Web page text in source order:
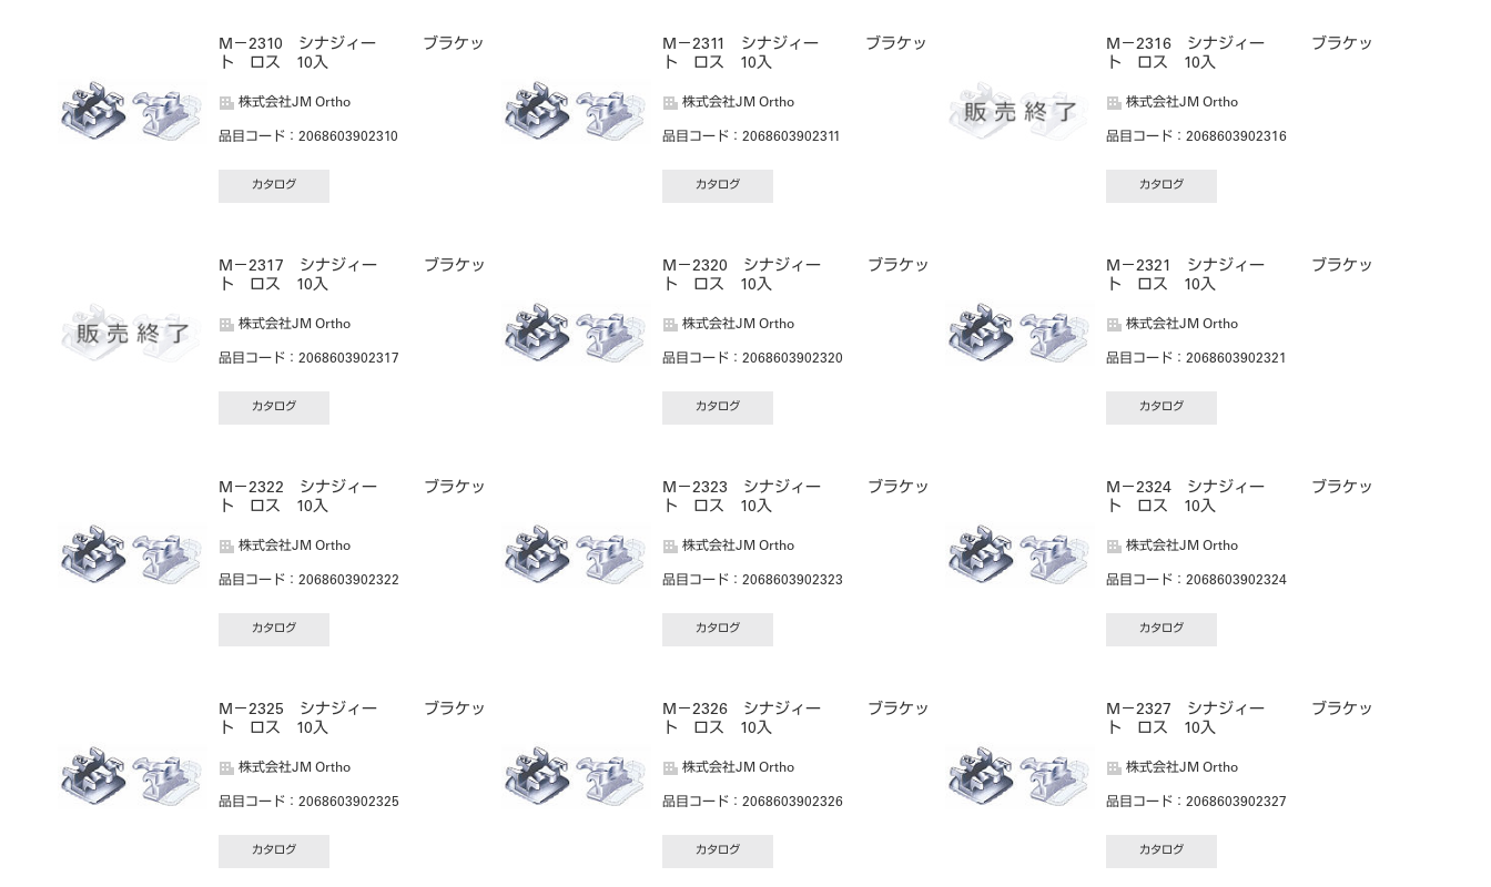
M－2310 シナジィー ブラケッ
ト ロス 10入
株式会社JM Ortho
品目コード ：2068603902310
カタログ
M－2311 シナジィー ブラケッ
ト ロス 10入
株式会社JM Ortho
品目コード ：2068603902311
カタログ
M－2316 シナジィー ブラケッ
ト ロス 10入
株式会社JM Ortho
品目コード ：2068603902316
カタログ
M－2317 シナジィー ブラケッ
ト ロス 10入
株式会社JM Ortho
品目コード ：2068603902317
カタログ
M－2320 シナジィー ブラケッ
ト ロス 10入
株式会社JM Ortho
品目コード ：2068603902320
カタログ
M－2321 シナジィー ブラケッ
ト ロス 10入
株式会社JM Ortho
品目コード ：2068603902321
カタログ
M－2322 シナジィー ブラケッ
ト ロス 10入
株式会社JM Ortho
品目コード ：2068603902322
カタログ
M－2323 シナジィー ブラケッ
ト ロス 10入
株式会社JM Ortho
品目コード ：2068603902323
カタログ
M－2324 シナジィー ブラケッ
ト ロス 10入
株式会社JM Ortho
品目コード ：2068603902324
カタログ
M－2325 シナジィー ブラケッ
ト ロス 10入
株式会社JM Ortho
品目コード ：2068603902325
カタログ
M－2326 シナジィー ブラケッ
ト ロス 10入
株式会社JM Ortho
品目コード ：2068603902326
カタログ
M－2327 シナジィー ブラケッ
ト ロス 10入
株式会社JM Ortho
品目コード ：2068603902327
カタログ